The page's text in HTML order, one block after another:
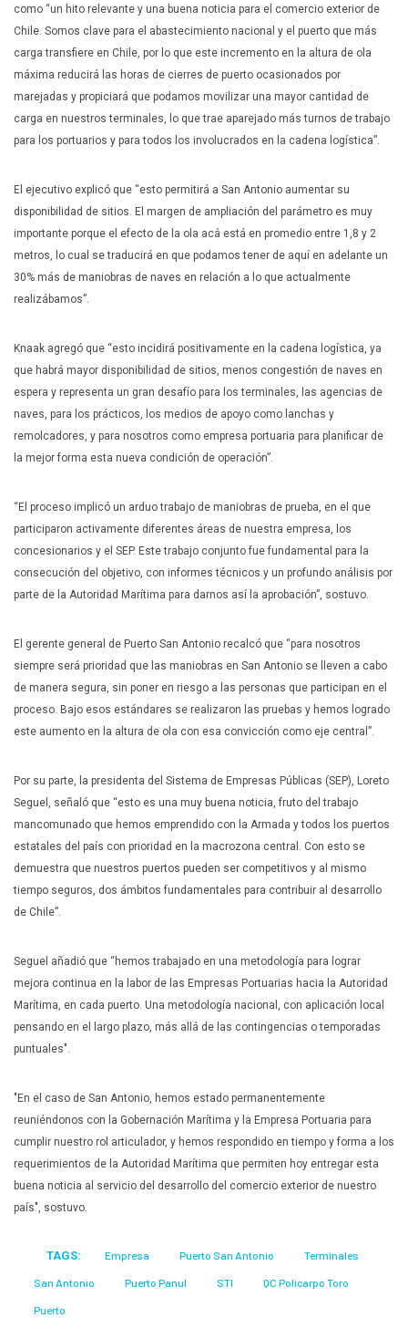
como “un hito relevante y una buena noticia para el comercio exterior de
Chile. Somos clave para el abastecimiento nacional y el puerto que más
carga transfiere en Chile, por lo que este incremento en la altura de ola
máxima reducirá las horas de cierres de puerto ocasionados por
marejadas y propiciará que podamos movilizar una mayor cantidad de
carga en nuestros terminales, lo que trae aparejado más turnos de trabajo
para los portuarios y para todos los involucrados en la cadena logística”.
El ejecutivo explicó que “esto permitirá a San Antonio aumentar su
disponibilidad de sitios. El margen de ampliación del parámetro es muy
importante porque el efecto de la ola acá está en promedio entre 1,8 y 2
metros, lo cual se traducirá en que podamos tener de aquí en adelante un
30% más de maniobras de naves en relación a lo que actualmente
realizábamos”.
Knaak agregó que “esto incidirá positivamente en la cadena logística, ya
que habrá mayor disponibilidad de sitios, menos congestión de naves en
espera y representa un gran desafío para los terminales, las agencias de
naves, para los prácticos, los medios de apoyo como lanchas y
remolcadores, y para nosotros como empresa portuaria para planificar de
la mejor forma esta nueva condición de operación”.
“El proceso implicó un arduo trabajo de maniobras de prueba, en el que
participaron activamente diferentes áreas de nuestra empresa, los
concesionarios y el SEP. Este trabajo conjunto fue fundamental para la
consecución del objetivo, con informes técnicos y un profundo análisis por
parte de la Autoridad Marítima para darnos así la aprobación”, sostuvo.
El gerente general de Puerto San Antonio recalcó que “para nosotros
siempre será prioridad que las maniobras en San Antonio se lleven a cabo
de manera segura, sin poner en riesgo a las personas que participan en el
proceso. Bajo esos estándares se realizaron las pruebas y hemos logrado
este aumento en la altura de ola con esa convicción como eje central”.
Por su parte, la presidenta del Sistema de Empresas Públicas (SEP), Loreto
Seguel, señaló que “esto es una muy buena noticia, fruto del trabajo
mancomunado que hemos emprendido con la Armada y todos los puertos
estatales del país con prioridad en la macrozona central. Con esto se
demuestra que nuestros puertos pueden ser competitivos y al mismo
tiempo seguros, dos ámbitos fundamentales para contribuir al desarrollo
de Chile”.
Seguel añadió que “hemos trabajado en una metodología para lograr
mejora continua en la labor de las Empresas Portuarias hacia la Autoridad
Marítima, en cada puerto. Una metodología nacional, con aplicación local
pensando en el largo plazo, más allá de las contingencias o temporadas
puntuales".
"En el caso de San Antonio, hemos estado permanentemente
reuniéndonos con la Gobernación Marítima y la Empresa Portuaria para
cumplir nuestro rol articulador, y hemos respondido en tiempo y forma a los
requerimientos de la Autoridad Marítima que permiten hoy entregar esta
buena noticia al servicio del desarrollo del comercio exterior de nuestro
país", sostuvo.
TAGS: Empresa Puerto San Antonio Terminales
San Antonio Puerto Panul STI QC Policarpo Toro
Puerto